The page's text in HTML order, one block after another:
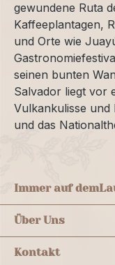
gewundene Ruta
Kaffeeplantagen,
und Orte wie
seinen bunten
Salvador liegt vor
Vulkankulisse
und das
Immer auf dem
Über Uns
Kontakt